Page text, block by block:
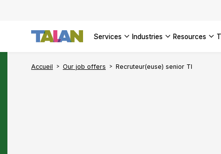
services industries resources
Accueil Our job offers Recruteur(euse) senior TI